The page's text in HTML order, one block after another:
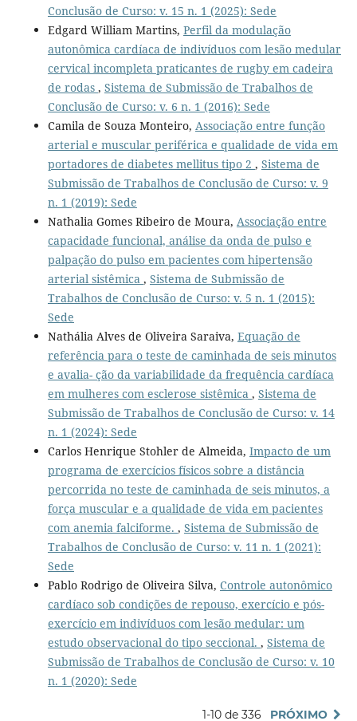
Conclusão de Curso: v. 15 n. 1 (2025): Sede
Edgard William Martins, Perfil da modulação
autonômica cardíaca de indivíduos com lesão medular
cervical incompleta praticantes de rugby em cadeira
de rodas , Sistema de Submissão de Trabalhos de
Conclusão de Curso: v. 6 n. 1 (2016): Sede
Camila de Souza Monteiro, Associação entre função
arterial e muscular periférica e qualidade de vida em
portadores de diabetes mellitus tipo 2 , Sistema de
Submissão de Trabalhos de Conclusão de Curso: v. 9
n. 1 (2019): Sede
Nathalia Gomes Ribeiro de Moura, Associação entre
capacidade funcional, análise da onda de pulso e
palpação do pulso em pacientes com hipertensão
arterial sistêmica , Sistema de Submissão de
Trabalhos de Conclusão de Curso: v. 5 n. 1 (2015):
Sede
Nathália Alves de Oliveira Saraiva, Equação de
referência para o teste de caminhada de seis minutos
e avalia- ção da variabilidade da frequência cardíaca
em mulheres com esclerose sistêmica , Sistema de
Submissão de Trabalhos de Conclusão de Curso: v. 14
n. 1 (2024): Sede
Carlos Henrique Stohler de Almeida, Impacto de um
programa de exercícios físicos sobre a distância
percorrida no teste de caminhada de seis minutos, a
força muscular e a qualidade de vida em pacientes
com anemia falciforme. , Sistema de Submissão de
Trabalhos de Conclusão de Curso: v. 11 n. 1 (2021):
Sede
Pablo Rodrigo de Oliveira Silva, Controle autonômico
cardíaco sob condições de repouso, exercício e pós-
exercício em indivíduos com lesão medular: um
estudo observacional do tipo seccional. , Sistema de
Submissão de Trabalhos de Conclusão de Curso: v. 10
n. 1 (2020): Sede
1-10 de 336 PRÓXIMO